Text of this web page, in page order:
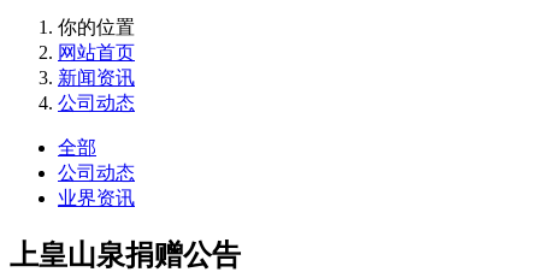
你的位置
网站首页
新闻资讯
公司动态
全部
公司动态
业界资讯
上皇山泉捐赠公告